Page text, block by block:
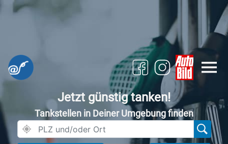
Jetzt günstig tanken!
Tankstellen in Deiner Umgebung finden